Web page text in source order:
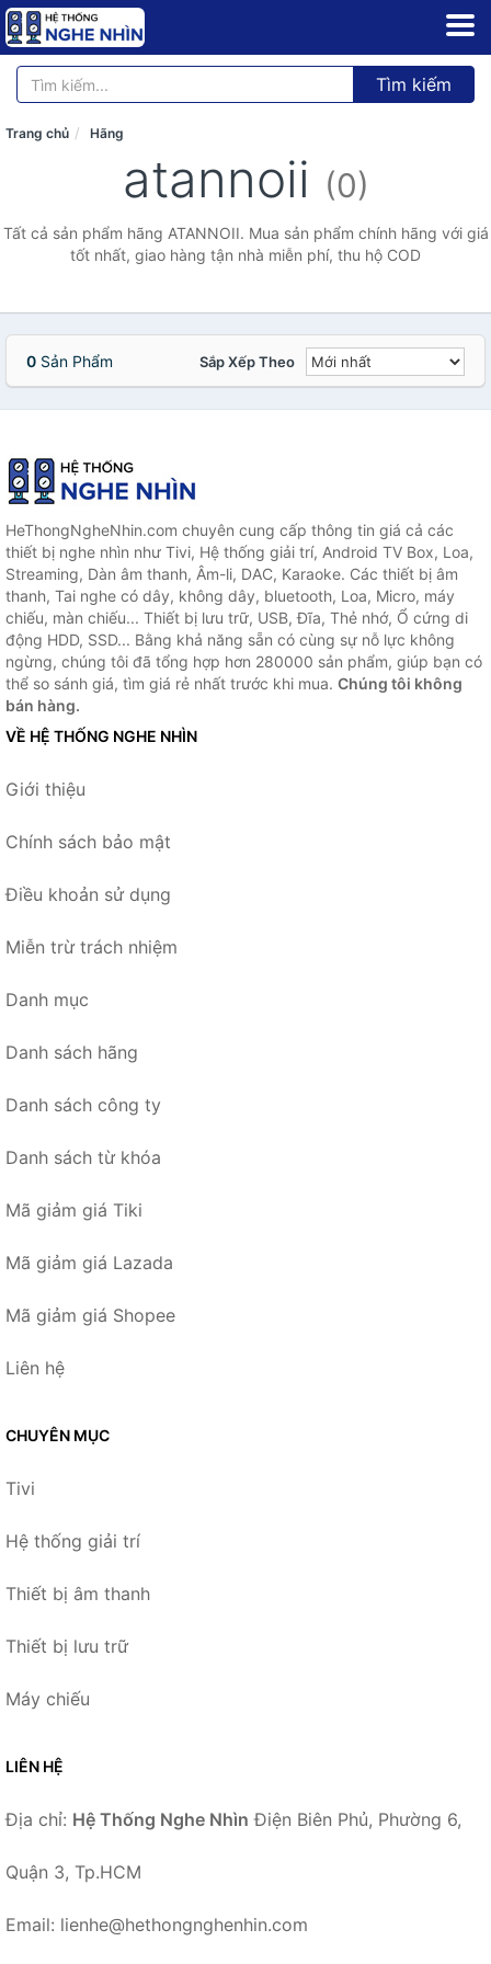
Tìm kiếm
Trang chủ Hãng
atannoii (0)
Tất cả sản phẩm hãng ATANNOII. Mua sản phẩm chính hãng với giá
tốt nhất, giao hàng tận nhà miễn phí, thu hộ COD
0 Sản Phẩm Sắp Xếp Theo
HeThongNgheNhin.com chuyên cung cấp thông tin giá cả các
thiết bị nghe nhìn như Tivi, Hệ thống giải trí, Android TV Box, Loa,
Streaming, Dàn âm thanh, Âm-li, DAC, Karaoke. Các thiết bị âm
thanh, Tai nghe có dây, không dây, bluetooth, Loa, Micro, máy
chiếu, màn chiếu... Thiết bị lưu trữ, USB, Đĩa, Thẻ nhớ, Ổ cứng di
động HDD, SSD... Bằng khả năng sẵn có cùng sự nỗ lực không
ngừng, chúng tôi đã tổng hợp hơn 280000 sản phẩm, giúp bạn có
thể so sánh giá, tìm giá rẻ nhất trước khi mua. Chúng tôi không
bán hàng.
VỀ HỆ THỐNG NGHE NHÌN
Giới thiệu
Chính sách bảo mật
Điều khoản sử dụng
Miễn trừ trách nhiệm
Danh mục
Danh sách hãng
Danh sách công ty
Danh sách từ khóa
Mã giảm giá Tiki
Mã giảm giá Lazada
Mã giảm giá Shopee
Liên hệ
CHUYÊN MỤC
Tivi
Hệ thống giải trí
Thiết bị âm thanh
Thiết bị lưu trữ
Máy chiếu
LIÊN HỆ
Địa chỉ: Hệ Thống Nghe Nhìn Điện Biên Phủ, Phường 6,
Quận 3, Tp.HCM
Email: lienhe@hethongnghenhin.com